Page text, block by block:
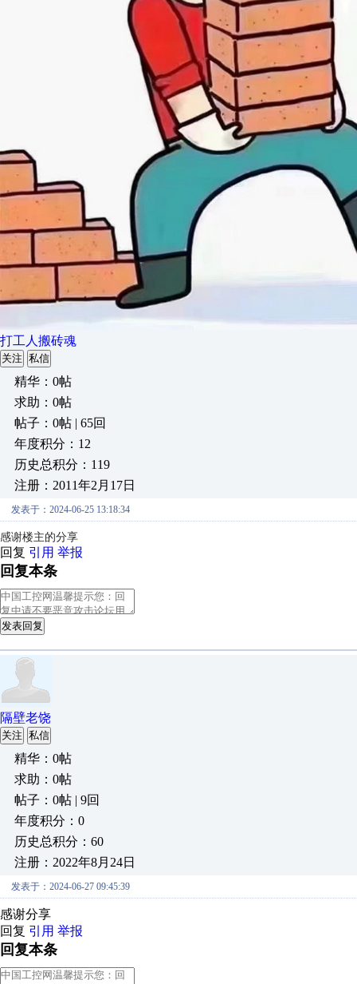
打工人搬砖魂
关注 私信
精华：0帖
求助：0帖
帖子：0帖 | 65回
年度积分：12
历史总积分：119
注册：2011年2月17日
发表于：2024-06-25 13:18:34
感谢楼主的分享
回复 引用 举报
回复本条
发表回复
隔壁老饶
关注 私信
精华：0帖
求助：0帖
帖子：0帖 | 9回
年度积分：0
历史总积分：60
注册：2022年8月24日
发表于：2024-06-27 09:45:39
感谢分享
回复 引用 举报
回复本条